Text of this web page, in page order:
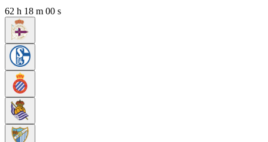
62 h 17 m 59 s